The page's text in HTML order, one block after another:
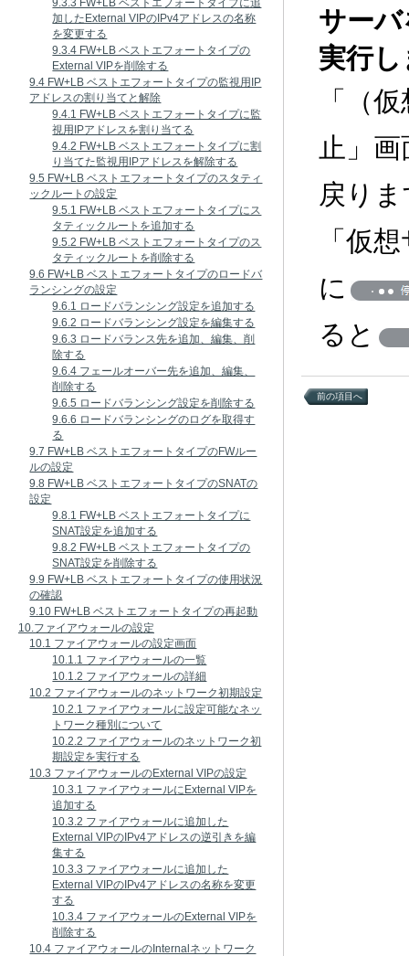
9.3.3 FW+LB ベストエフォートタイプに追
加したExternal VIPのIPv4アドレスの名称
を変更する
9.3.4 FW+LB ベストエフォートタイプの
External VIPを削除する
9.4 FW+LB ベストエフォートタイプの監視用IP
アドレスの割り当てと解除
9.4.1 FW+LB ベストエフォートタイプに監
視用IPアドレスを割り当てる
9.4.2 FW+LB ベストエフォートタイプに割
り当てた監視用IPアドレスを解除する
9.5 FW+LB ベストエフォートタイプのスタティ
ックルートの設定
9.5.1 FW+LB ベストエフォートタイプにス
タティックルートを追加する
9.5.2 FW+LB ベストエフォートタイプのス
タティックルートを削除する
9.6 FW+LB ベストエフォートタイプのロードバ
ランシングの設定
9.6.1 ロードバランシング設定を追加する
9.6.2 ロードバランシング設定を編集する
9.6.3 ロードバランス先を追加、編集、削
除する
9.6.4 フェールオーバー先を追加、編集、
削除する
9.6.5 ロードバランシング設定を削除する
9.6.6 ロードバランシングのログを取得す
る
9.7 FW+LB ベストエフォートタイプのFWルー
ルの設定
9.8 FW+LB ベストエフォートタイプのSNATの
設定
9.8.1 FW+LB ベストエフォートタイプに
SNAT設定を追加する
9.8.2 FW+LB ベストエフォートタイプの
SNAT設定を削除する
9.9 FW+LB ベストエフォートタイプの使用状況
の確認
9.10 FW+LB ベストエフォートタイプの再起動
10.ファイアウォールの設定
10.1 ファイアウォールの設定画面
10.1.1 ファイアウォールの一覧
10.1.2 ファイアウォールの詳細
10.2 ファイアウォールのネットワーク初期設定
10.2.1 ファイアウォールに設定可能なネッ
トワーク種別について
10.2.2 ファイアウォールのネットワーク初
期設定を実行する
10.3 ファイアウォールのExternal VIPの設定
10.3.1 ファイアウォールにExternal VIPを
追加する
10.3.2 ファイアウォールに追加した
External VIPのIPv4アドレスの逆引きを編
集する
10.3.3 ファイアウォールに追加した
External VIPのIPv4アドレスの名称を変更
する
10.3.4 ファイアウォールのExternal VIPを
削除する
10.4 ファイアウォールのInternalネットワーク
サー
実行
「（
止」
戻り
「仮
に
ると
前の項目へ